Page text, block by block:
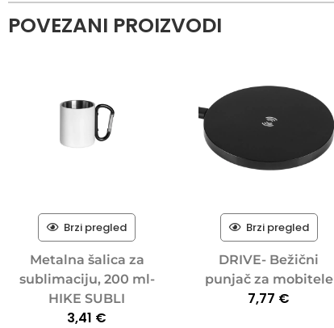
POVEZANI PROIZVODI
Brzi pregled
Metalna šalica za
sublimaciju, 200 ml-
HIKE SUBLI
3,41 €
Brzi pregled
DRIVE- Bežični
punjač za mobitele
7,77 €